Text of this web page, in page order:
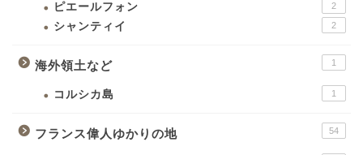
ピエールフォン 2
シャンティイ 2
海外領土など 1
コルシカ島 1
フランス偉人ゆかりの地 54